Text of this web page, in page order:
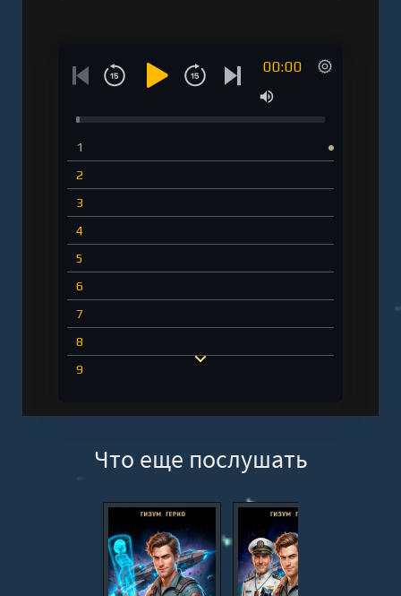
00:00
1
2
3
4
5
6
7
8
9
Что еще послушать